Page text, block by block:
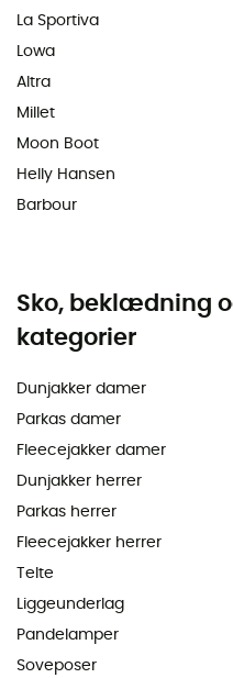
La Sportiva
Lowa
Altra
Millet
Moon Boot
Helly Hansen
Barbour
Sko, beklædning
kategorier
Dunjakker damer
Parkas damer
Fleecejakker damer
Dunjakker herrer
Parkas herrer
Fleecejakker herrer
Telte
Liggeunderlag
Pandelamper
Soveposer